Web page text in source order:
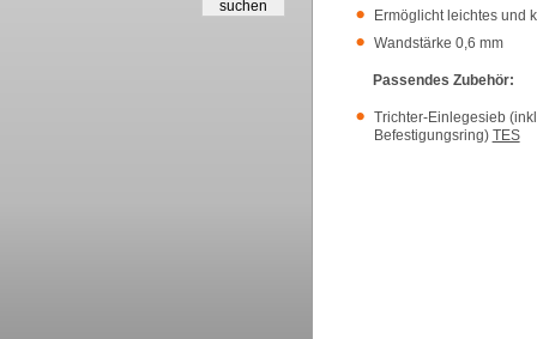
Ermöglicht leichtes und
Wandstärke 0,6 mm
Passendes Zubehör:
Trichter-Einlegesieb
Befestigungsring) TES